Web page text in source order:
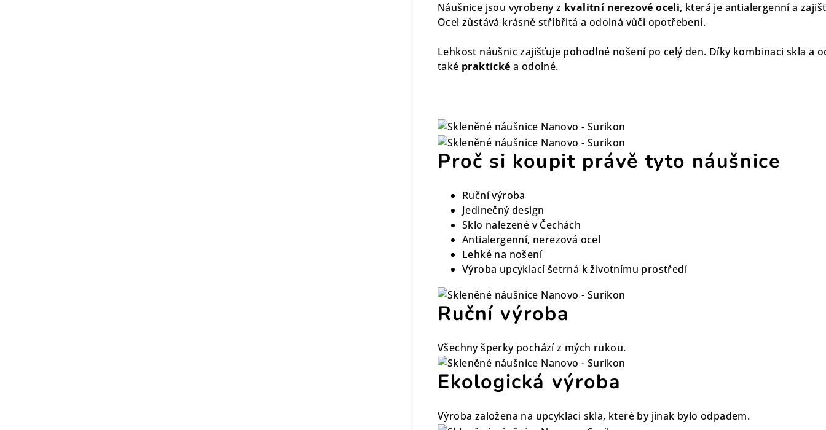
Náušnice jsou vyrobeny z kvalitní nerezové oceli, která je antialergenní a
Ocel zůstává krásně stříbřitá a odolná vůči opotřebení.
Lehkost náušnic zajišťuje pohodlné nošení po celý den. Díky kombinaci skla a
také praktické a odolné.
Proč si koupit právě tyto náušnice
Ruční výroba
Jedinečný design
Sklo nalezené v Čechách
Antialergenní, nerezová ocel
Lehké na nošení
Výroba upcyklací šetrná k životnímu prostředí
Ruční výroba
Všechny šperky pochází z mých rukou.
Ekologická výroba
Výroba založena na upcyklaci skla, které by jinak bylo odpadem.